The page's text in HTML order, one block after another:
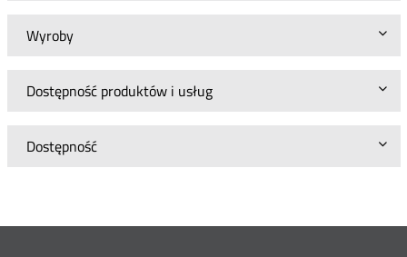
Wyroby
Dostępność produktów i usług
Dostępność